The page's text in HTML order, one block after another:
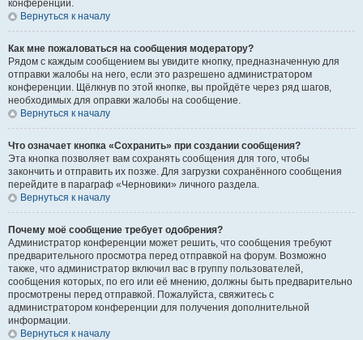
конференции.
Вернуться к началу
Как мне пожаловаться на сообщения модератору?
Рядом с каждым сообщением вы увидите кнопку, предназначенную для
отправки жалобы на него, если это разрешено администратором
конференции. Щёлкнув по этой кнопке, вы пройдёте через ряд шагов,
необходимых для оправки жалобы на сообщение.
Вернуться к началу
Что означает кнопка «Сохранить» при создании сообщения?
Эта кнопка позволяет вам сохранять сообщения для того, чтобы
закончить и отправить их позже. Для загрузки сохранённого сообщения
перейдите в параграф «Черновики» личного раздела.
Вернуться к началу
Почему моё сообщение требует одобрения?
Администратор конференции может решить, что сообщения требуют
предварительного просмотра перед отправкой на форум. Возможно
также, что администратор включил вас в группу пользователей,
сообщения которых, по его или её мнению, должны быть предварительно
просмотрены перед отправкой. Пожалуйста, свяжитесь с
администратором конференции для получения дополнительной
информации.
Вернуться к началу